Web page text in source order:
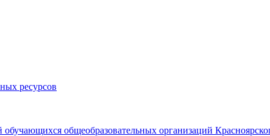
ресурсов
общеобразовательных организаций